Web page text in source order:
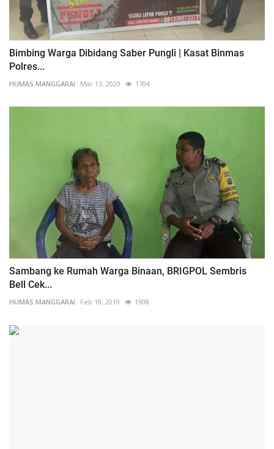
Bimbing Warga Dibidang Saber Pungli | Kasat Binmas
Polres...
HUMAS MANGGARAI Mar 13, 2020 1704
Sambang ke Rumah Warga Binaan, BRIGPOL Sembris
Bell Cek...
HUMAS MANGGARAI Feb 18, 2019 1908